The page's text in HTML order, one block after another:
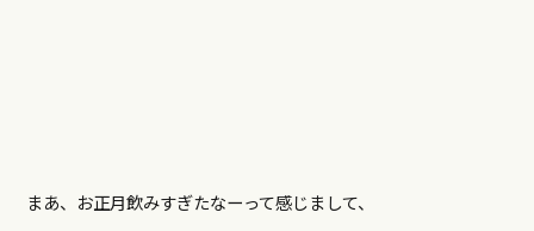
まあ、お正月飲みすぎたなーって感じまして、